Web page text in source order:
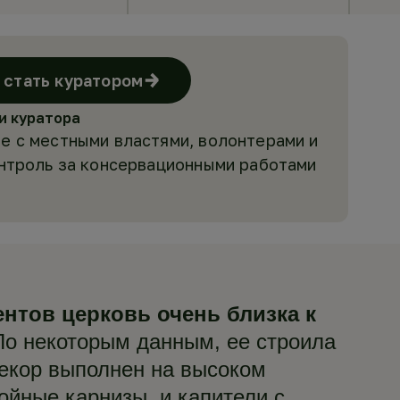
куратором
куратора
с местными властями, волонтерами и
за консервационными работами
церковь очень близка к
некоторым данным, ее строила
выполнен на высоком